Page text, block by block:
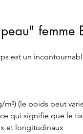
femme
est un
m²) (le poids peut
qui signifie que le
et longitudinaux